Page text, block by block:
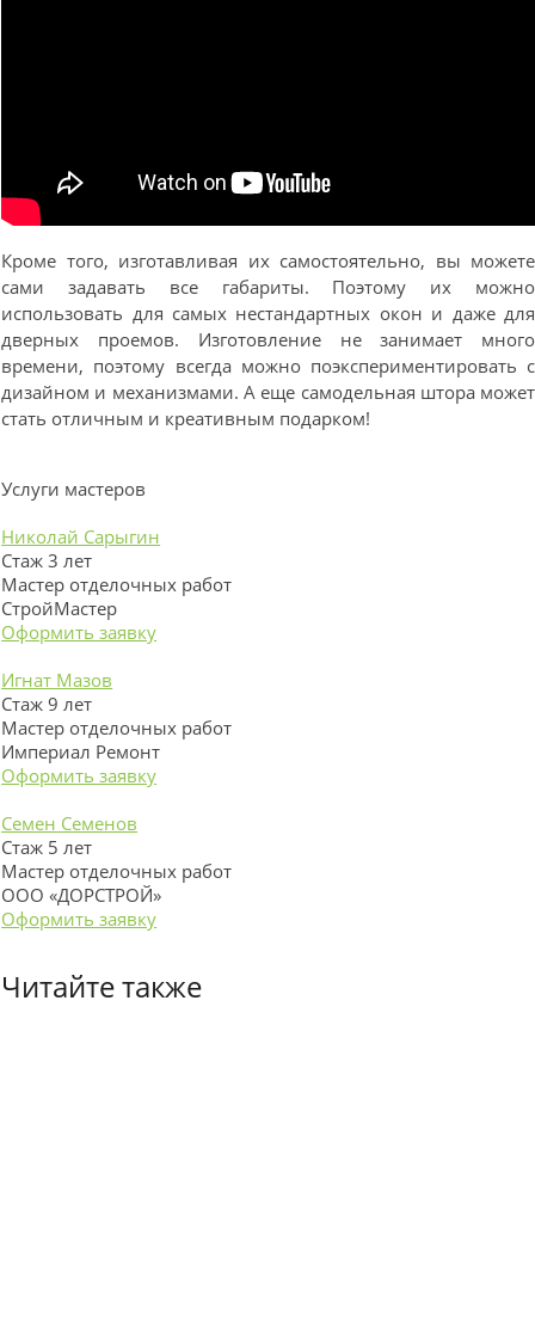
Кроме того, изготавливая их самостоятельно, вы можете
сами задавать все габариты. Поэтому их можно
использовать для самых нестандартных окон и даже для
дверных проемов. Изготовление не занимает много
времени, поэтому всегда можно поэкспериментировать с
дизайном и механизмами. А еще самодельная штора может
стать отличным и креативным подарком!
Услуги мастеров
Николай Сарыгин
Стаж 3 лет
Мастер отделочных работ
СтройМастер
Оформить заявку
Игнат Мазов
Стаж 9 лет
Мастер отделочных работ
Империал Ремонт
Оформить заявку
Семен Семенов
Стаж 5 лет
Мастер отделочных работ
ООО «ДОРСТРОЙ»
Оформить заявку
Читайте также